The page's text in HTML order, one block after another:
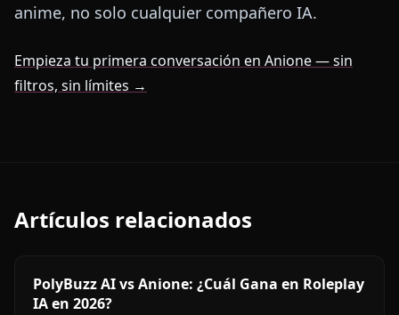
anime, no solo cualquier compañero IA.
Empieza tu primera conversación en Anione — sin
filtros, sin límites →
Artículos relacionados
PolyBuzz AI vs Anione: ¿Cuál Gana en Roleplay
IA en 2026?